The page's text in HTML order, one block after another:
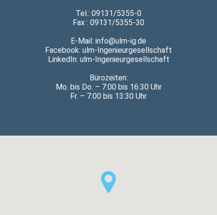
Tel.: 09131/5355-0
Fax : 09131/5355-30
E-Mail: info@ulm-ig.de
Facebook: ulm-Ingenieurgesellschaft
LinkedIn: ulm-Ingenieurgesellschaft
Bürozeiten:
Mo. bis Do. – 7:00 bis 16:30 Uhr
Fr. – 7:00 bis 13:30 Uhr